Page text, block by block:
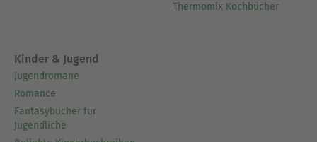
Thermomix Kochbücher
Kinder & Jugend
Jugendromane
Romance
Fantasybücher für
Jugendliche